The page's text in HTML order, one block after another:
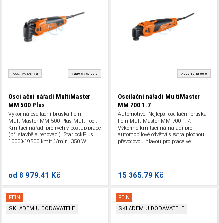
POČET VARIANT: 2 7 229 67 69 00 0
Oscilační nářadí MultiMaster
MM 500 Plus
Výkonná oscilační bruska Fein
MultiMaster MM 500 Plus MultiTool.
Kmitací nářadí pro rychlý postup práce
(při stavbě a renovaci). StarlockPlus .
10000-19500 kmitů/min. 350 W.
od 8 979.41 Kč
7 229 69 62 00 0
Oscilační nářadí MultiMaster
MM 700 1.7
Automotive. Nejlepší oscilační bruska
Fein MultiMaster MM 700 1.7.
Výkonné kmitací ná nářadí pro
automobilové odvětví s extra plochou
převodovou hlavou pro práce ve
15 365.79 Kč
FEIN
SKLADEM U DODAVATELE
FEIN
SKLADEM U DODAVATELE